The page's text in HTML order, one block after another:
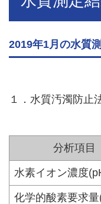
2019年1月の水質
１．水質汚濁防止
分析項目
水素イオン濃度
化学的酸素要求